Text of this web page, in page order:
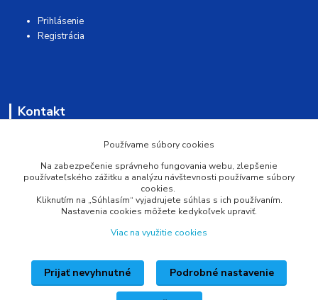
Prihlásenie
Registrácia
Kontakt
0902 527 909
info@pprsystem.sk
Upravit sběr cookies.
Používame súbory cookies
Na zabezpečenie správneho fungovania webu, zlepšenie
používateľského zážitku a analýzu návštevnosti používame súbory
cookies.
Kliknutím na „Súhlasím“ vyjadrujete súhlas s ich používaním.
Nastavenia cookies môžete kedykoľvek upraviť.
Viac na využitie cookies
Prijať nevyhnutné Podrobné nastavenie